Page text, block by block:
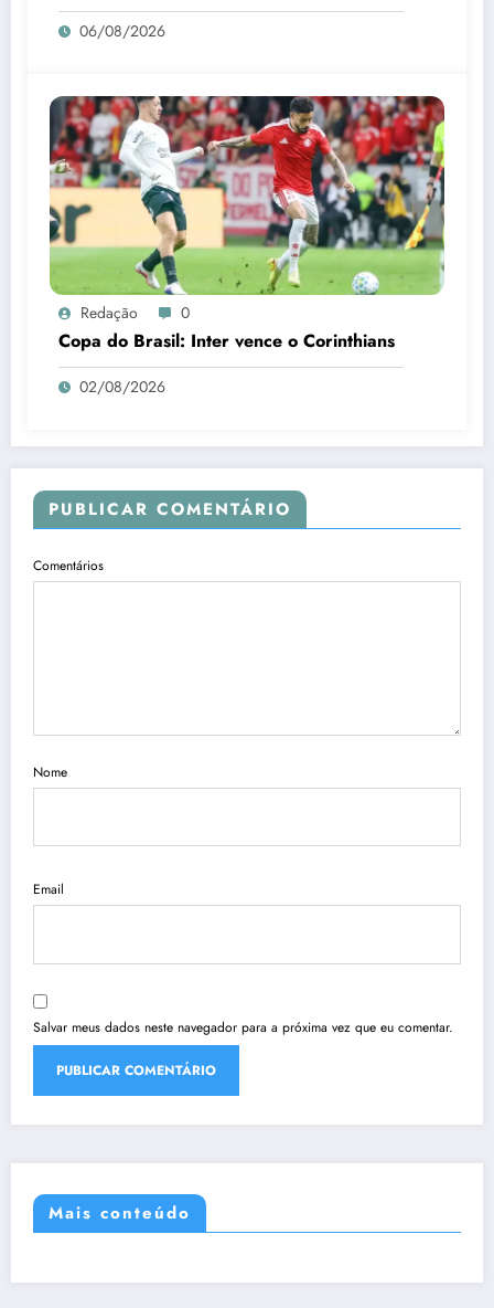
06/08/2026
Redação 0
Copa do Brasil: Inter vence o Corinthians
02/08/2026
PUBLICAR COMENTÁRIO
Comentários
Nome
Email
Salvar meus dados neste navegador para a próxima vez que eu comentar.
Mais conteúdo